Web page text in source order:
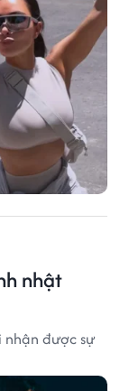
nhật
nhận được sự